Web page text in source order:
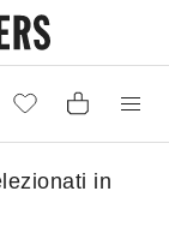
in